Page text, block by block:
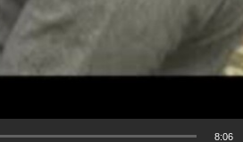
8:06